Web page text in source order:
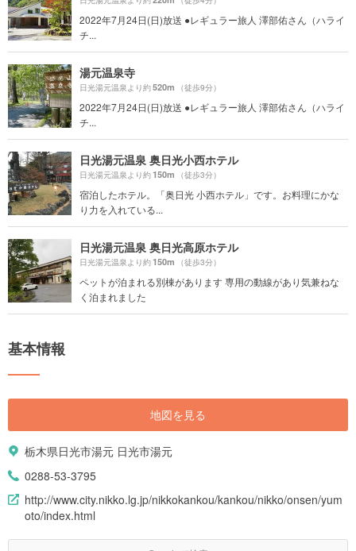
2022年7月24日(日)放送 ●レギュラー旅人 澤部佑さん（ハライ
チ...
湯元温泉寺
日光湯元温泉より約520m （徒歩9分）
2022年7月24日(日)放送 ●レギュラー旅人 澤部佑さん（ハライ
チ...
日光湯元温泉 奥日光小西ホテル
日光湯元温泉より約150m （徒歩3分）
宿泊したホテル。「奥日光 小西ホテル」です。お料理にかな
り力を入れている...
日光湯元温泉 奥日光高原ホテル
日光湯元温泉より約150m （徒歩3分）
ペットが泊まれる別棟があります 専用の動線があり気兼ねな
く泊まれました
基本情報
地図を見る
栃木県日光市湯元 日光市湯元
0288-53-3795
http://www.city.nikko.lg.jp/nikkokankou/kankou/nikko/onsen/yum
oto/index.html